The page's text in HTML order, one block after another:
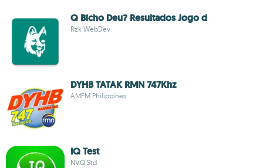
Q Bicho Deu? Resultados Jogo d
Rzk WebDev
DYHB TATAK RMN 747Khz
AMFM Philippines
IQ Test
NVQ Std